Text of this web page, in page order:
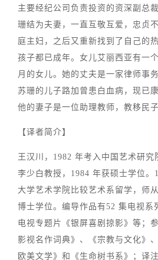
主要经纪公司负责投资的资深副总
珊结为夫妻，一直互敬互爱，忠贞
庭主妇，之后又重新找到了自己的
孩子都已成年。女儿艾丽西亚有一
月的女儿。她的丈夫是一家律师事
苏珊的儿子路加曾患白血病，现已
他的妻子是一位助理教师，教移民
【译者简介】
王汉川，1982 年考入中国艺术研究
李少白教授，1984 年获硕士学位。
大学艺术学院比较艺术系留学，师
博士学位。编导作品有52 集电视系
电视专题片《银屏喜剧掠影》等；
影视名作词典》、《宗教与文化》
欧美文学》和《生命树书系》；译